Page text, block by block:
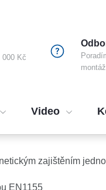
000 Kč
Video
zajištěním
EN1155